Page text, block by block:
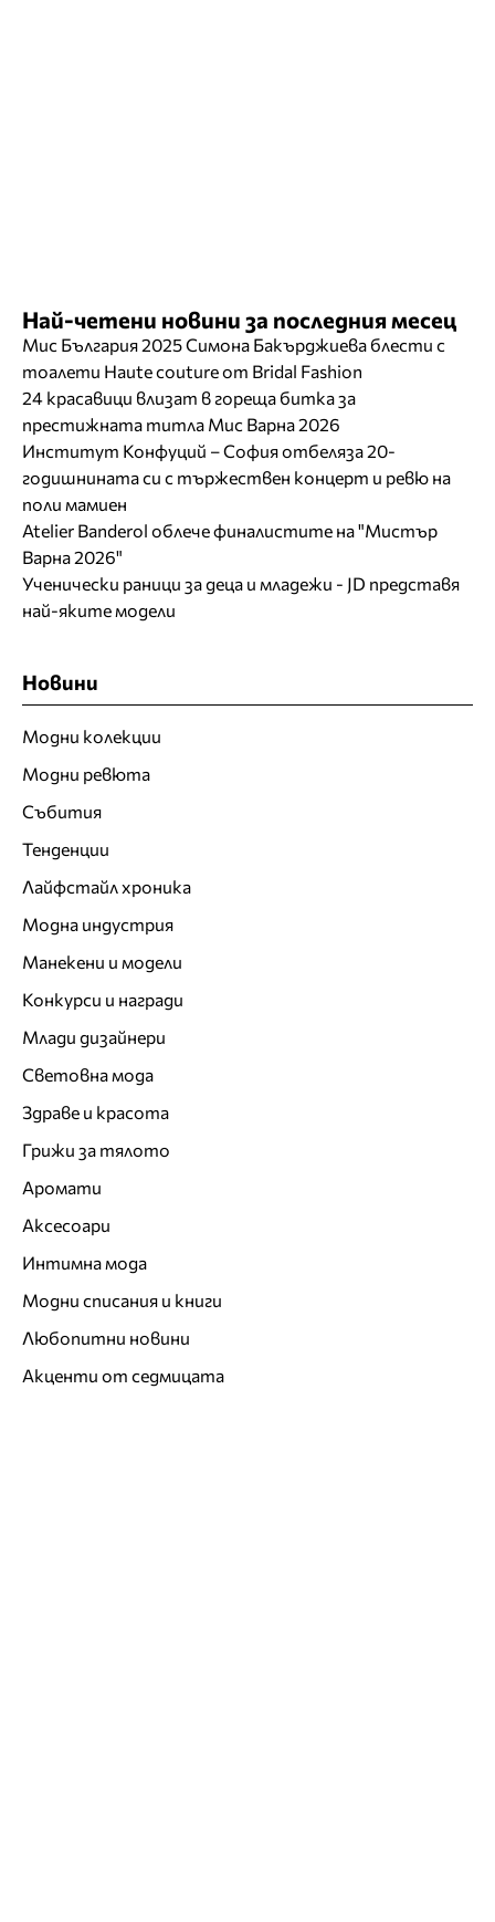
Най-четени новини за последния месец
Мис България 2025 Симона Бакърджиева блести с
тоалети Haute couture от Bridal Fashion
24 красавици влизат в гореща битка за
престижната титла Мис Варна 2026
Институт Конфуций – София отбеляза 20-
годишнината си с тържествен концерт и ревю на
поли мамиен
Atelier Banderol облече финалистите на "Мистър
Варна 2026"
Ученически раници за деца и младежи - JD представя
най-яките модели
Новини
Модни колекции
Модни ревюта
Събития
Тенденции
Лайфстайл хроника
Модна индустрия
Манекени и модели
Конкурси и награди
Млади дизайнери
Световна мода
Здраве и красота
Грижи за тялото
Аромати
Аксесоари
Интимна мода
Модни списания и книги
Любопитни новини
Акценти от седмицата